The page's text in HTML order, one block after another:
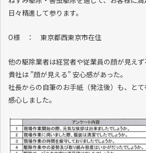
日々精進して参ります。
O様 ： 東京都西東京市在住
他の駆除業者は経営者や従業員の顔が見え
貴社は ”顔が見える” 安心感があった。
社長からの自筆のお手紙（発注後）も、と
感心しました。